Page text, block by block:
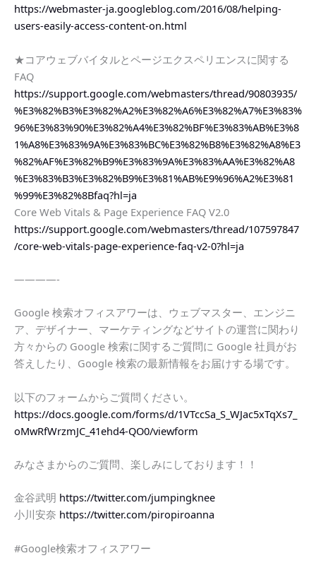
https://webmaster-ja.googleblog.com/2016/08/helping-
users-easily-access-content-on.html
★コアウェブバイタルとページエクスペリエンスに関する
FAQ
https://support.google.com/webmasters/thread/90803935/
%E3%82%B3%E3%82%A2%E3%82%A6%E3%82%A7%E3%83%
96%E3%83%90%E3%82%A4%E3%82%BF%E3%83%AB%E3%8
1%A8%E3%83%9A%E3%83%BC%E3%82%B8%E3%82%A8%E3
%82%AF%E3%82%B9%E3%83%9A%E3%83%AA%E3%82%A8
%E3%83%B3%E3%82%B9%E3%81%AB%E9%96%A2%E3%81
%99%E3%82%8Bfaq?hl=ja
Core Web Vitals & Page Experience FAQ V2.0
https://support.google.com/webmasters/thread/107597847
/core-web-vitals-page-experience-faq-v2-0?hl=ja
————-
Google 検索オフィスアワーは、ウェブマスター、エンジニ
ア、デザイナー、マーケティングなどサイトの運営に関わり
方々からの Google 検索に関するご質問に Google 社員がお
答えしたり、Google 検索の最新情報をお届けする場です。
以下のフォームからご質問ください。
https://docs.google.com/forms/d/1VTccSa_S_WJac5xTqXs7_
oMwRfWrzmJC_41ehd4-QO0/viewform
みなさまからのご質問、楽しみにしております！！
金谷武明 https://twitter.com/jumpingknee
小川安奈 https://twitter.com/piropiroanna
#Google検索オフィスアワー